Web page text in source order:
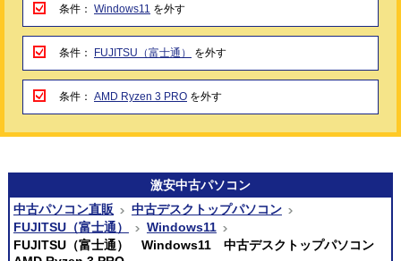
条件： Windows11 を外す
条件： FUJITSU（富士通） を外す
条件： AMD Ryzen 3 PRO を外す
激安中古パソコン
中古パソコン直販
中古デスクトップパソコン
FUJITSU（富士通）
Windows11
FUJITSU（富士通） Windows11 中古デスクトップパソコン